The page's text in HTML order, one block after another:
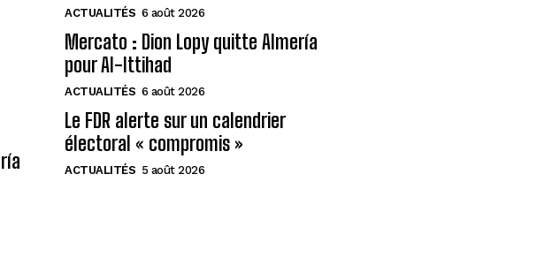
ACTUALITÉS 6 août 2026
Mercato : Dion Lopy quitte Almería
pour Al-Ittihad
ACTUALITÉS 6 août 2026
Le FDR alerte sur un calendrier
électoral « compromis »
ACTUALITÉS 5 août 2026